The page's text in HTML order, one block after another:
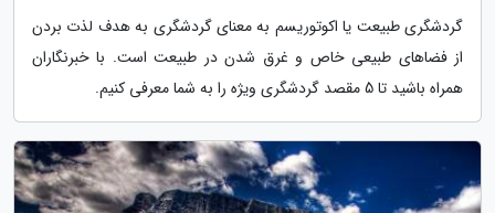
گردشگری طبیعت یا اکوتوریسم به معنای گردشگری به هدف لذت بردن
از فضاهای طبیعی خاص و غرق شدن در طبیعت است. با خبرنگاران
همراه باشید تا 5 مقصد گردشگری ویژه را به شما معرفی کنیم.